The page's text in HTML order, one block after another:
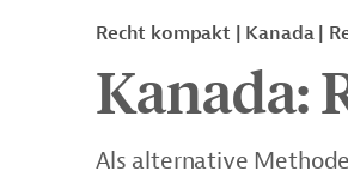
Recht kompakt | Kanada |
Kanada:
Als alternative